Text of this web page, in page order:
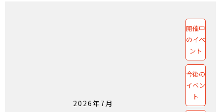
2026年7月
開催中
のイベ
ント
今後の
イベン
ト